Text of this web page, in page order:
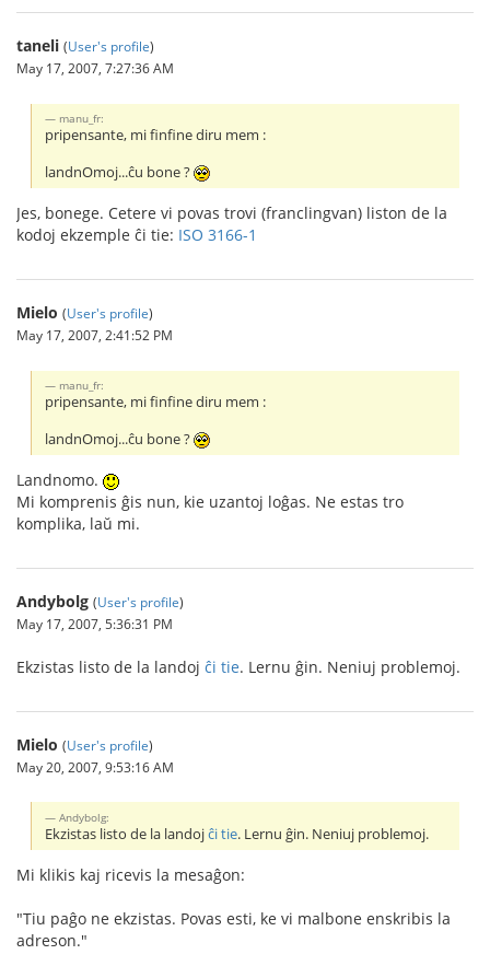
taneli (User's profile)
May 17, 2007, 7:27:36 AM
manu_fr:
pripensante, mi finfine diru mem :
landnOmoj...ĉu bone ?
Jes, bonege. Cetere vi povas trovi (franclingvan) liston de la
kodoj ekzemple ĉi tie: ISO 3166-1
Mielo (User's profile)
May 17, 2007, 2:41:52 PM
manu_fr:
pripensante, mi finfine diru mem :
landnOmoj...ĉu bone ?
Landnomo.
Mi komprenis ĝis nun, kie uzantoj loĝas. Ne estas tro
komplika, laŭ mi.
Andybolg (User's profile)
May 17, 2007, 5:36:31 PM
Ekzistas listo de la landoj ĉi tie. Lernu ĝin. Neniuj problemoj.
Mielo (User's profile)
May 20, 2007, 9:53:16 AM
Andybolg:
Ekzistas listo de la landojĉi tie. Lernu ĝin. Neniuj problemoj.
Mi klikis kaj ricevis la mesaĝon:
"Tiu paĝo ne ekzistas. Povas esti, ke vi malbone enskribis la
adreson."